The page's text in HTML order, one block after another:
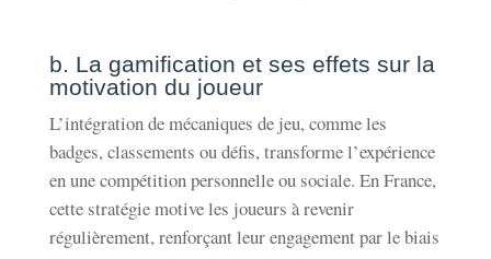
b. La gamification et ses effets sur la
motivation du joueur
L’intégration de mécaniques de jeu, comme les
badges, classements ou défis, transforme l’expérience
en une compétition personnelle ou sociale. En France,
cette stratégie motive les joueurs à revenir
régulièrement, renforçant leur engagement par le biais